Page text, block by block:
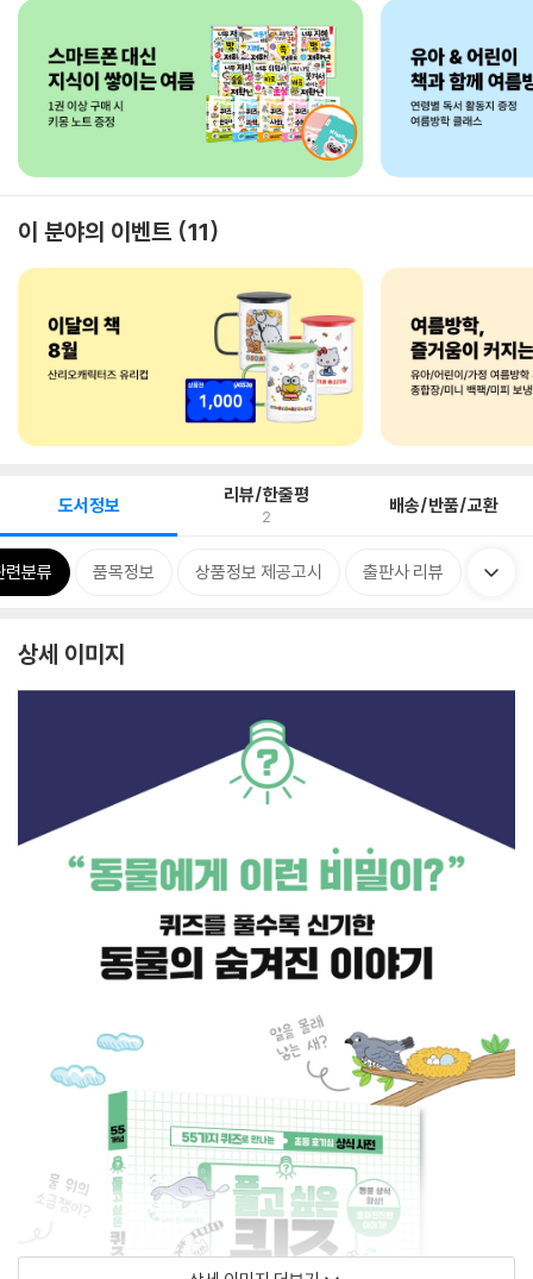
이 분야의 이벤트 11
도서정보 리뷰/한줄평
2 배송/반품/교환
련분류 품목정보 상품정보 제공고시 출판사 리뷰
상세 이미지